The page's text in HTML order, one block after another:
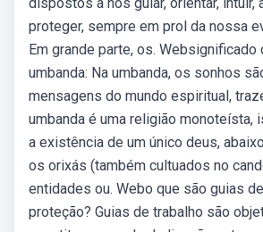
proteger, sempre em prol da nossa
Em grande parte, os. Websignificado
umbanda: Na umbanda, os sonhos
mensagens do mundo espiritual,
umbanda é uma religião monoteísta,
a existência de um único deus,
os orixás (também cultuados no
entidades ou. Webo que são guias
proteção? Guias de trabalho são